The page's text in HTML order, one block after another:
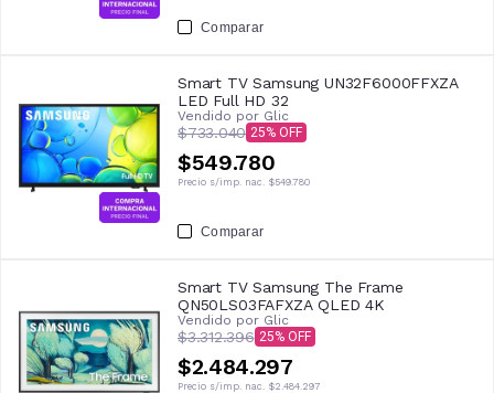
Comparar
Smart TV Samsung UN32F6000FFXZA
LED Full HD 32
Vendido por Glic
$733.040 25
$549.780
Precio s/imp. nac. $549.780
Comparar
Smart TV Samsung The Frame
QN50LS03FAFXZA QLED 4K
Vendido por Glic
$3.312.396 25
$2.484.297
Precio s/imp. nac. $2.484.297